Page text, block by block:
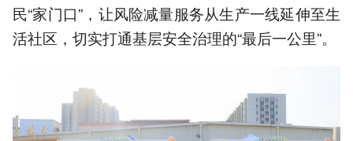
民“家门口”，让风险减量服务从生产一线延伸至生
活社区，切实打通基层安全治理的“最后一公里”。